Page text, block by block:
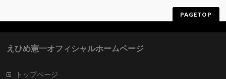
PAGETOP
えひめ憲一オフィシャルホームページ
トップページ